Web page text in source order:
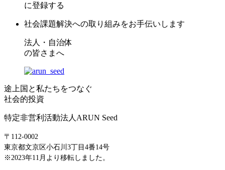
に登録する
社会課題解決への取り組みをお手伝いします
法人・自治体
の皆さまへ
途上国と私たちをつなぐ
社会的投資
特定非営利活動法人ARUN Seed
〒112-0002
東京都文京区小石川3丁目4番14号
※2023年11月より移転しました。